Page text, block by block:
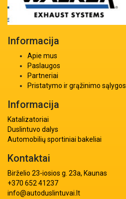
Informacija
Apie mus
Paslaugos
Partneriai
Pristatymo ir grąžinimo sąlygos
Informacija
Katalizatoriai
Duslintuvo dalys
Automobilių sportiniai bakeliai
Kontaktai
Birželio 23-iosios g. 23a, Kaunas
+370 652 41237
info@autoduslintuvai.lt